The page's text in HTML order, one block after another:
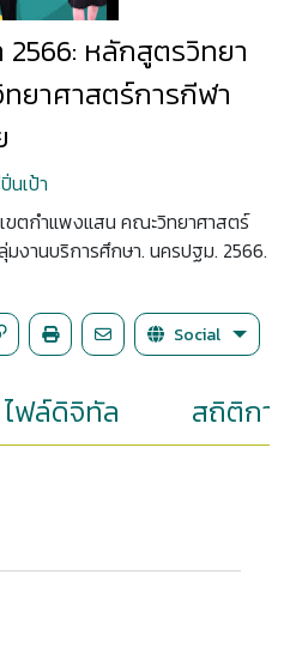
หลักสูตรวิทยา
ยาศาสตร์การกีฬา
เป้า
ขตกำแพงแสน คณะวิทยาศาสตร์
งานบริการศึกษา. นครปฐม. 2566.
Social
ไฟล์ดิจิทัล สถิติกา